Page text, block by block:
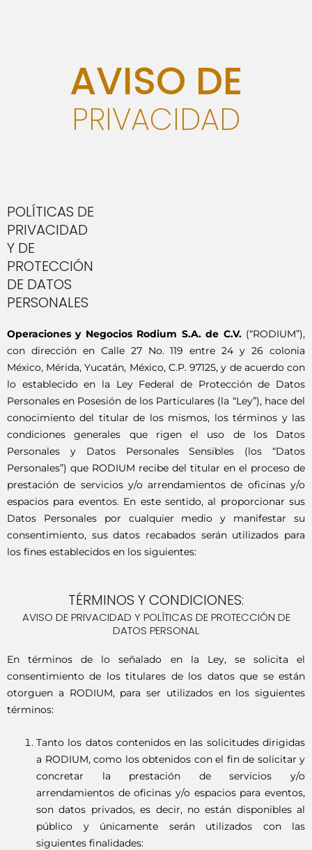
AVISO DE
PRIVACIDAD
POLÍTICAS DE
PRIVACIDAD
Y DE
PROTECCIÓN
DE DATOS
PERSONALES
Operaciones y Negocios Rodium S.A. de C.V.(“RODIUM”),
con dirección en Calle 27 No. 119 entre 24 y 26 colonia
México, Mérida, Yucatán, México, C.P. 97125, y de acuerdo con
lo establecido en la Ley Federal de Protección de Datos
Personales en Posesión de los Particulares (la “Ley”), hace del
conocimiento del titular de los mismos, los términos y las
condiciones generales que rigen el uso de los Datos
Personales y Datos Personales Sensibles (los “Datos
Personales”) que RODIUM recibe del titular en el proceso de
prestación de servicios y/o arrendamientos de oficinas y/o
espacios para eventos. En este sentido, al proporcionar sus
Datos Personales por cualquier medio y manifestar su
consentimiento, sus datos recabados serán utilizados para
los fines establecidos en los siguientes:
TÉRMINOS Y CONDICIONES:
AVISO DE PRIVACIDAD Y POLÍTICAS DE PROTECCIÓN DE
DATOS PERSONAL
En términos de lo señalado en la Ley, se solicita el
consentimiento de los titulares de los datos que se están
otorguen a RODIUM, para ser utilizados en los siguientes
términos:
Tanto los datos contenidos en las solicitudes dirigidas
a RODIUM, como los obtenidos con el fin de solicitar y
concretar la prestación de servicios y/o
arrendamientos de oficinas y/o espacios para eventos,
son datos privados, es decir, no están disponibles al
público y únicamente serán utilizados con las
siguientes finalidades: